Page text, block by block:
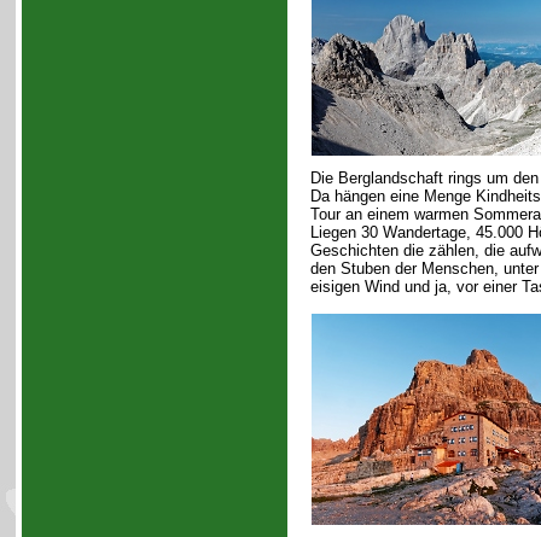
Die Berglandschaft rings um
Da hängen eine Menge
Tour an einem warmen
Liegen 30 Wandertage, 45.000
Geschichten die zählen, die
den Stuben der Menschen,
eisigen Wind und ja, vor einer